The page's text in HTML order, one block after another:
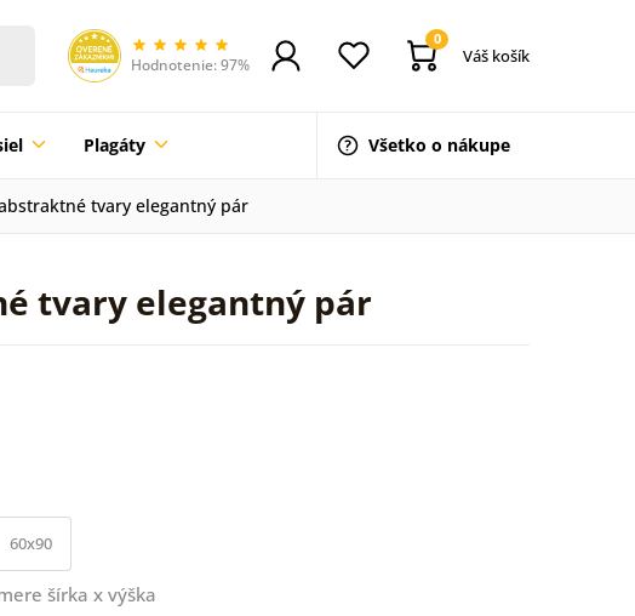
Hodnotenie: 97%
0
Váš košík
Plagáty Všetko o nákupe
tvary elegantný pár
tvary elegantný pár
60x90
šírka x výška